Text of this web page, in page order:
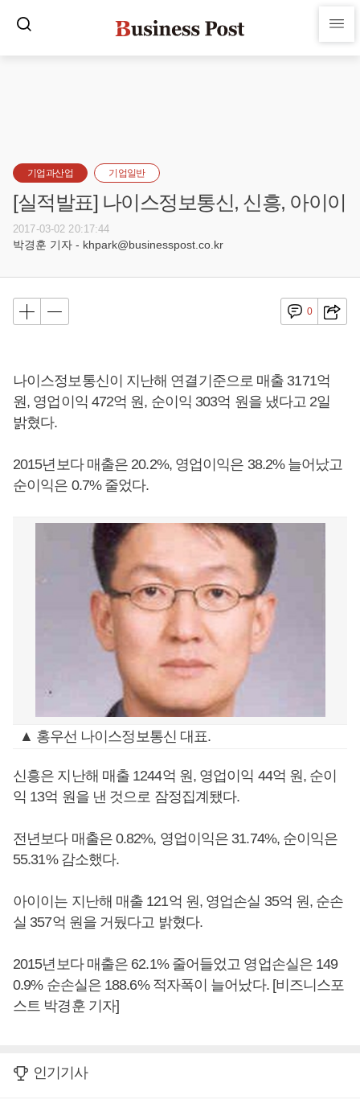
기업과산업 기업일반
[실적발표] 나이스정보통신, 신흥, 아이이
2017-03-02 20:17:44
박경훈 기자 - khpark@businesspost.co.kr
0
나이스정보통신이 지난해 연결기준으로 매출 3171억
원, 영업이익 472억 원, 순이익 303억 원을 냈다고 2일
밝혔다.
2015년보다 매출은 20.2%, 영업이익은 38.2% 늘어났고
순이익은 0.7% 줄었다.
▲ 홍우선 나이스정보통신 대표.
신흥은 지난해 매출 1244억 원, 영업이익 44억 원, 순이
익 13억 원을 낸 것으로 잠정집계됐다.
전년보다 매출은 0.82%, 영업이익은 31.74%, 순이익은
55.31% 감소했다.
아이이는 지난해 매출 121억 원, 영업손실 35억 원, 순손
실 357억 원을 거뒀다고 밝혔다.
2015년보다 매출은 62.1% 줄어들었고 영업손실은 149
0.9% 순손실은 188.6% 적자폭이 늘어났다. [비즈니스포
스트 박경훈 기자]
인기기사